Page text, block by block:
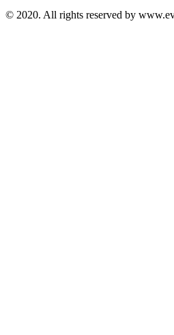
© 2020. All rights reserved by